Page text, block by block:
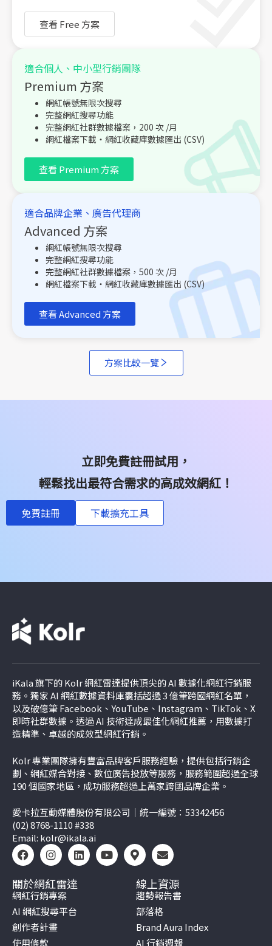
查看 Free 方案
適合個人、中小型行銷團隊
Premium 方案
網紅帳號無限次搜尋
完整網紅搜尋功能
完整網紅社群數據檔案，200 次 /月
網紅檔案下載・網紅收藏庫數據匯出 (CSV)
查看 Premium 方案
適合品牌企業、廣告代理商
Advanced 方案
網紅帳號無限次搜尋
完整網紅搜尋功能
完整網紅社群數據檔案，500 次 /月
網紅檔案下載・網紅收藏庫數據匯出 (CSV)
查看 Advanced 方案
方案比較一覽
立即免費註冊試用，
輕鬆找出最符合需求的高成效網紅！
免費註冊 下載擴充工具
iKala 旗下的 Kolr 網紅雷達提供頂尖的 AI 數據化網紅行銷服
務。獨家 AI 網紅數據資料庫囊括超過 3 億筆跨國網紅名單，
以及破億筆 Facebook、YouTube、Instagram、TikTok、 X
即時社群數據。透過 AI 技術達成最佳化網紅推薦，用數據打
造精準、卓越的成效型網紅行銷。
Kolr 專業團隊擁有豐富品牌客戶服務經驗，提供包括行銷企
劃、網紅媒合對接、數位廣告投放等服務，服務範圍超過全球
190 個國家地區，成功服務超過上萬家跨國品牌企業。
愛卡拉互動媒體股份有限公司｜統一編號：53342456
(02) 8768-1110 #338
Email: kolr@ikala.ai
關於網紅雷達
網紅行銷專案
AI 網紅搜尋平台
創作者計畫
使用條款
線上資源
趨勢報告書
部落格
Brand Aura Index
AI 行銷週報